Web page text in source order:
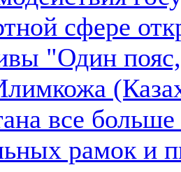
сфере
"Один
все
рамок и